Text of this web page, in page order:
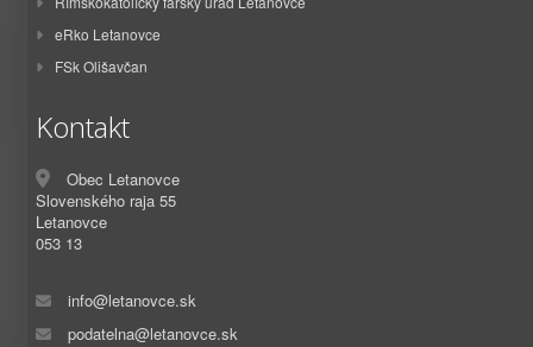
eRko Letanovce
FSk Olišavčan
Kontakt
Obec Letanovce
Slovenského raja 55
Letanovce
053 13
info@letanovce.sk
podatelna@letanovce.sk